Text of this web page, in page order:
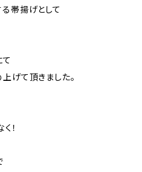
帯揚げとして
げて頂きました。
！